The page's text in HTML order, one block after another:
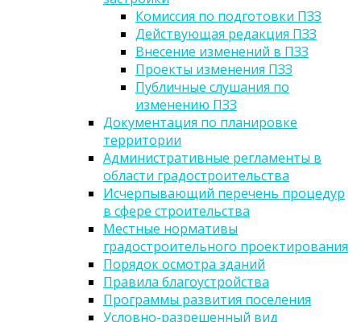
Комиссия по подготовки ПЗЗ
Действующая редакция ПЗЗ
Внесение изменений в ПЗЗ
Проекты изменения ПЗЗ
Публичные слушания по
изменению ПЗЗ
Документация по планировке
территории
Административные регламенты в
области градостроительства
Исчерпывающий перечень процедур
в сфере строительства
Местные нормативы
градостроительного проектирования
Порядок осмотра зданий
Правила благоустройства
Программы развития поселения
Условно-разрешенный вид